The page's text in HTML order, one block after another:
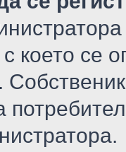
което се